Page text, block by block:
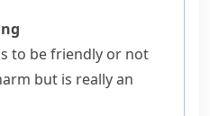
to be friendly or not
but is really an